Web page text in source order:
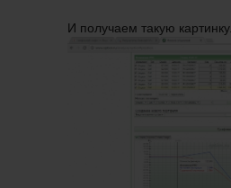
И получаем такую картинку.